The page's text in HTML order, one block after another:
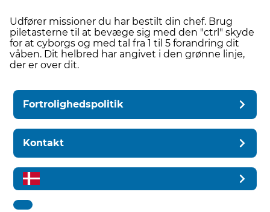
Udfører missioner du har bestilt din chef. Brug
piletasterne til at bevæge sig med den "ctrl" skyde
for at cyborgs og med tal fra 1 til 5 forandring dit
våben. Dit helbred har angivet i den grønne linje,
der er over dit.
Fortrolighedspolitik
Kontakt